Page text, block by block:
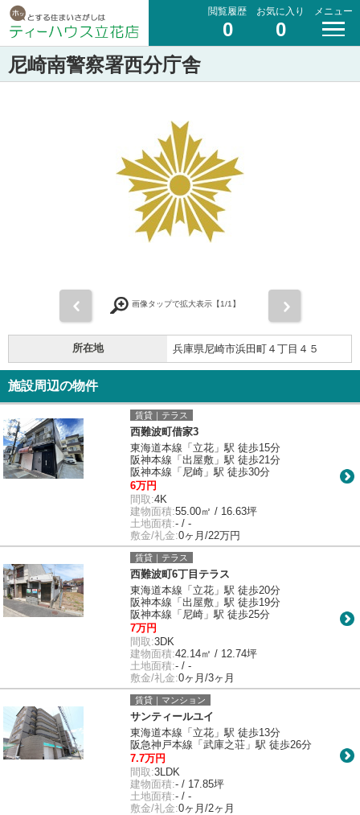
閲覧履歴
0
お気に入り
0
メニュー
尼崎南警察署西分庁舎
画像タップで拡大表示【1/1】
所在地 兵庫県尼崎市浜田町４丁目４５
施設周辺の物件
賃貸｜テラス
西難波町借家3
東海道本線「立花」駅 徒歩15分
阪神本線「出屋敷」駅 徒歩21分
阪神本線「尼崎」駅 徒歩30分
6万円
間取:4K
建物面積:55.00㎡ / 16.63坪
土地面積:- / -
敷金/礼金:0ヶ月/22万円
賃貸｜テラス
西難波町6丁目テラス
東海道本線「立花」駅 徒歩20分
阪神本線「出屋敷」駅 徒歩19分
阪神本線「尼崎」駅 徒歩25分
7万円
間取:3DK
建物面積:42.14㎡ / 12.74坪
土地面積:- / -
敷金/礼金:0ヶ月/3ヶ月
賃貸｜マンション
サンティールユイ
東海道本線「立花」駅 徒歩13分
阪急神戸本線「武庫之荘」駅 徒歩26分
7.7万円
間取:3LDK
建物面積:- / 17.85坪
土地面積:- / -
敷金/礼金:0ヶ月/2ヶ月